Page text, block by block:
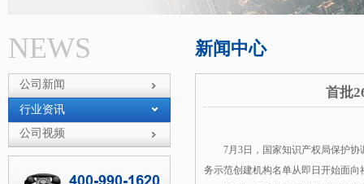
NEWS
公司新闻
行业资讯
公司视频
新闻中心
首批
7月3日，国家知识产权局保护
务示范创建机构名单从即日开始面